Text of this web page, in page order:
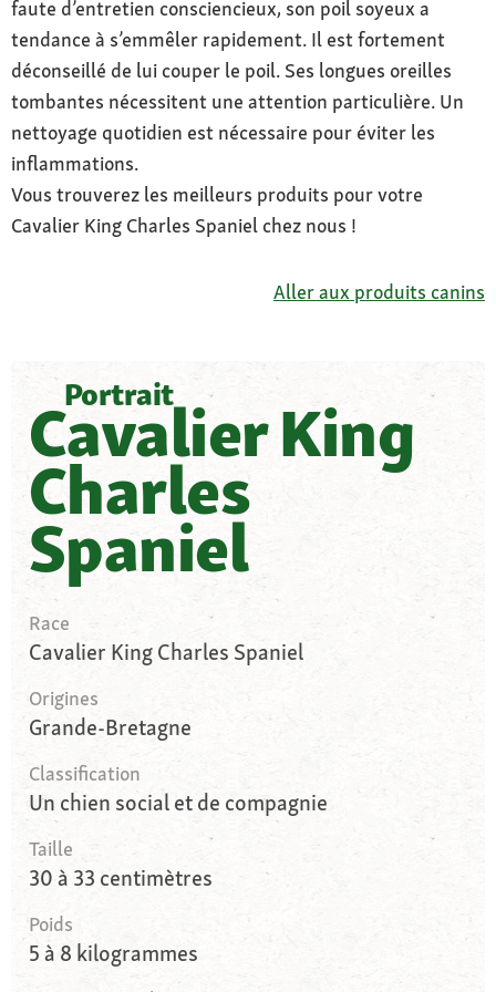
faute d’entretien consciencieux, son poil soyeux a
tendance à s’emmêler rapidement. Il est fortement
déconseillé de lui couper le poil. Ses longues oreilles
tombantes nécessitent une attention particulière. Un
nettoyage quotidien est nécessaire pour éviter les
inflammations.
Vous trouverez les meilleurs produits pour votre
Cavalier King Charles Spaniel chez nous !
Aller aux produits canins
Portrait
Cavalier King
Charles
Spaniel
Race
Cavalier King Charles Spaniel
Origines
Grande-Bretagne
Classification
Un chien social et de compagnie
Taille
30 à 33 centimètres
Poids
5 à 8 kilogrammes